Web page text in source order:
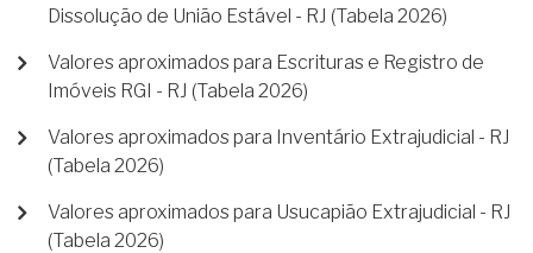
Dissolução de União Estável - RJ (Tabela 2026)
Valores aproximados para Escrituras e Registro de
Imóveis RGI - RJ (Tabela 2026)
Valores aproximados para Inventário Extrajudicial - RJ
(Tabela 2026)
Valores aproximados para Usucapião Extrajudicial - RJ
(Tabela 2026)